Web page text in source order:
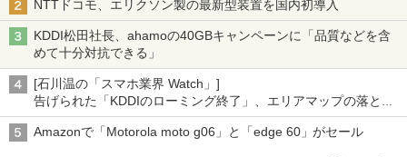
NTTドコモ、エリクソン製の最新型装置を国内初導入
KDDI松田社長、ahamoの40GBキャンペーンに「品質などを含
めて十分対抗できる」
[石川温の「スマホ業界 Watch」]
告げられた「KDDIのローミング終了」、エリアマップの落とし
穴と楽天モバイルの課題
Amazonで「Motorola moto g06」と「edge 60」がセール